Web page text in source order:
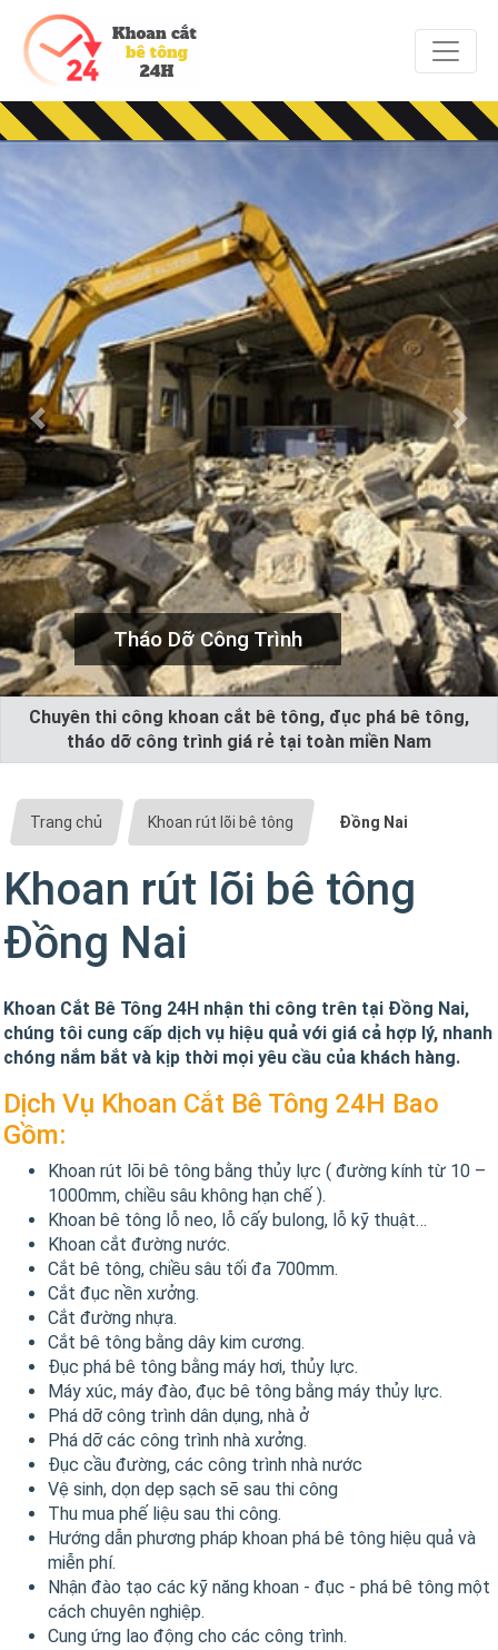
Tháo Dỡ Công Trình
Previous Next
Chuyên thi công khoan cắt bê tông, đục phá bê tông,
tháo dỡ công trình giá rẻ tại toàn miền Nam
Trang chủ Khoan rút lõi bê tông Đồng Nai
Khoan rút lõi bê tông
Đồng Nai
Khoan Cắt Bê Tông 24H nhận thi công trên tại Đồng Nai,
chúng tôi cung cấp dịch vụ hiệu quả với giá cả hợp lý, nhanh
chóng nắm bắt và kịp thời mọi yêu cầu của khách hàng.
Dịch Vụ Khoan Cắt Bê Tông 24H Bao
Gồm:
Khoan rút lõi bê tông bằng thủy lực ( đường kính từ 10 –
1000mm, chiều sâu không hạn chế ).
Khoan bê tông lỗ neo, lỗ cấy bulong, lỗ kỹ thuật…
Khoan cắt đường nước.
Cắt bê tông, chiều sâu tối đa 700mm.
Cắt đục nền xưởng.
Cắt đường nhựa.
Cắt bê tông bằng dây kim cương.
Đục phá bê tông bằng máy hơi, thủy lực.
Máy xúc, máy đào, đục bê tông bằng máy thủy lực.
Phá dỡ công trình dân dụng, nhà ở
Phá dỡ các công trình nhà xưởng.
Đục cầu đường, các công trình nhà nước
Vệ sinh, dọn dẹp sạch sẽ sau thi công
Thu mua phế liệu sau thi công.
Hướng dẫn phương pháp khoan phá bê tông hiệu quả và
miễn phí.
Nhận đào tạo các kỹ năng khoan - đục - phá bê tông một
cách chuyên nghiệp.
Cung ứng lao động cho các công trình.